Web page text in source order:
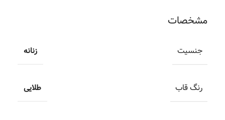
مشخصات
جنسیت زنانه
رنگ قاب طلایی